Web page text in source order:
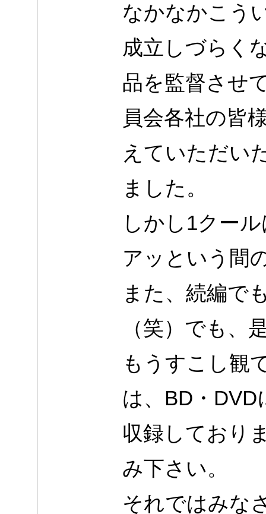
なかなかこう
成立しづらく
品を監督させ
員会各社の皆
えていただい
ました。
しかし1クー
アッという間
また、続編で
（笑）でも、
もうすこし観
は、BD・
収録しており
み下さい。
それではみな